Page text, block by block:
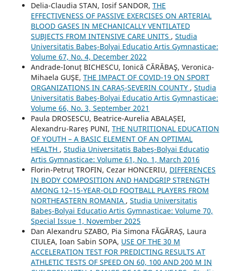
Delia-Claudia STAN, Iosif SANDOR, THE
EFFECTIVENESS OF PASSIVE EXERCISES ON ARTERIAL
BLOOD GASES IN MECHANICALLY VENTILATED
SUBJECTS FROM INTENSIVE CARE UNITS , Studia
Universitatis Babeş-Bolyai Educatio Artis Gymnasticae:
Volume 67, No. 4, December 2022
Andrade-Ionuț BICHESCU, Ionică CĂRĂBAŞ, Veronica-
Mihaela GUŞE, THE IMPACT OF COVID-19 ON SPORT
ORGANIZATIONS IN CARAȘ-SEVERIN COUNTY , Studia
Universitatis Babeş-Bolyai Educatio Artis Gymnasticae:
Volume 66, No. 3, September 2021
Paula DROSESCU, Beatrice-Aurelia ABALAȘEI,
Alexandru-Rareș PUNI, THE NUTRITIONAL EDUCATION
OF YOUTH – A BASIC ELEMENT OF AN OPTIMAL
HEALTH , Studia Universitatis Babeş-Bolyai Educatio
Artis Gymnasticae: Volume 61, No. 1, March 2016
Florin-Petruț TROFIN, Cezar HONCERIU, DIFFERENCES
IN BODY COMPOSITION AND HANDGRIP STRENGTH
AMONG 12–15-YEAR-OLD FOOTBALL PLAYERS FROM
NORTHEASTERN ROMANIA , Studia Universitatis
Babeş-Bolyai Educatio Artis Gymnasticae: Volume 70,
Special Issue 1, November 2025
Dan Alexandru SZABO, Pia Simona FᾸGᾸRAȘ, Laura
CIULEA, Ioan Sabin SOPA, USE OF THE 30 M
ACCELERATION TEST FOR PREDICTING RESULTS AT
ATHLETIC TESTS OF SPEED ON 60, 100 AND 200 M IN